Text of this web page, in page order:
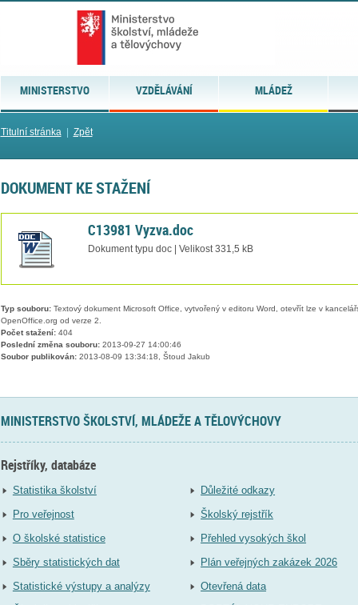
MINISTERSTVO VZDĚLÁVÁNÍ MLÁDEŽ
Titulní stránka| Zpět
DOKUMENT KE STAŽENÍ
C13981 Vyzva.doc
Dokument typu doc | Velikost 331,5 kB
Typ souboru:Textový dokument Microsoft Office, vytvořený v editoru Word, otevřít lze v
OpenOffice.org od verze 2.
Počet stažení:404
Poslední změna souboru:2013-09-27 14:00:46
Soubor publikován:2013-08-09 13:34:18, Štoud Jakub
MINISTERSTVO ŠKOLSTVÍ, MLÁDEŽE A TĚLOVÝCHOVY
Rejstříky, databáze
Statistika školství
Pro veřejnost
O školské statistice
Sběry statistických dat
Statistické výstupy a analýzy
Důležité odkazy
Školský rejstřík
Přehled vysokých škol
Plán veřejných zakázek 2026
Otevřená data